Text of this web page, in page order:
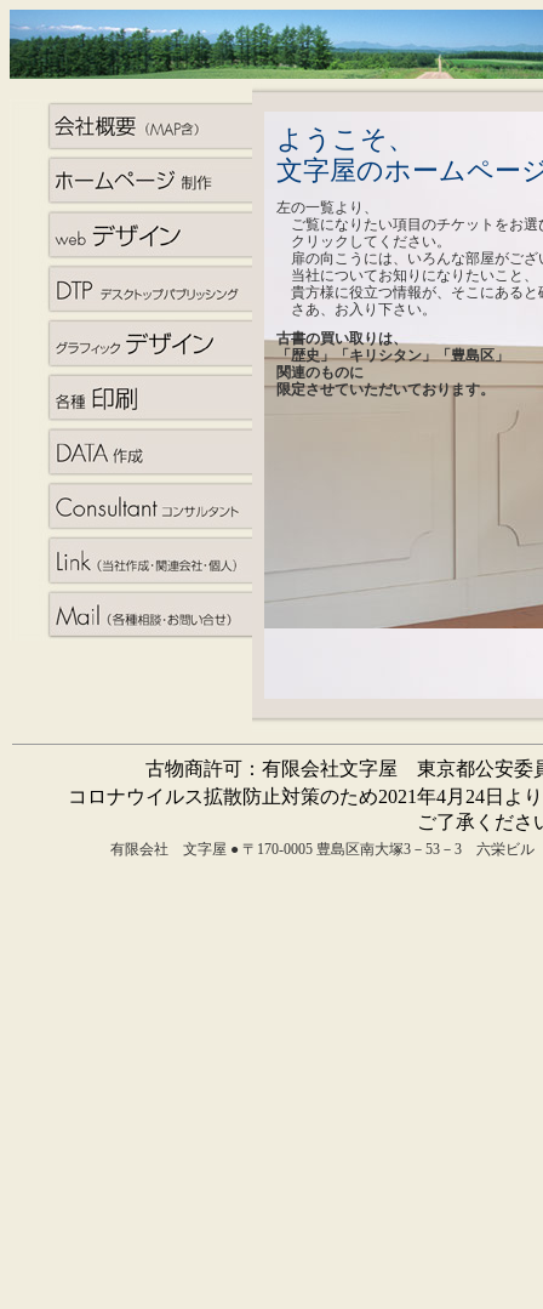
ようこそ、
文字屋のホームペー
左の一覧より、
ご覧になりたい項目のチケットをお選
クリックしてください。
扉の向こうには、いろんな部屋がござ
当社についてお知りになりたいこと、
貴方様に役立つ情報が、そこにあると
さあ、お入り下さい。
古書の買い取りは、
「歴史」「キリシタン」「豊島区」
関連のものに
限定させていただいております。
古物商許可：有限会社文字屋 東京都公安
コロナウイルス拡散防止対策のため2021年4月24日よ
ご了承くださ
有限会社 文字屋 ● 〒170-0005 豊島区南大塚3－53－3 六栄ビ